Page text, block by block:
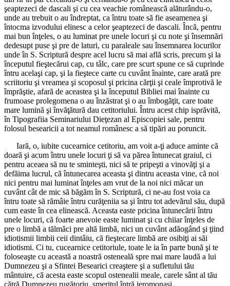
şeaptezeci de dascali şi cu cea veachie românească alăturându-o,
unde au trebuit o au îndreptat, ca întru toate să fie aseamenea şi
întocma izvodului elinesc a celor şeaptezeci de dascali. Încă, pentru
mai bun înţeles, o au luminat pre unele locuri şi cu note şi însemnări
dedesupt puse şi pre de laturi, cu paraleale sau însemnarea locurilor
unde în S. Scriptură despre acel lucru să mai află scris, precum şi la
începutul fieştecărui cap, cu tâlc, care pre scurt spune ce să cuprinde
întru acelaşi cap, şi la fieştece carte cu cuvânt înainte, care arată pre
scriitoriu şi vreamea şi scoposul şi pricina cărţii şi ceale împrotivă le
împrăştie, afară de aceastea şi la începutul Bibliei mai înainte cu
frumoase prolegomena o au înzăstrat şi o au îmbogăţit, care toate
mare lumină şi învăţătură dau cetitoriului. Întru acest chip isprăvită,
în Tipografiia Seminariului Dieţezan al Episcopiei sale, pentru
folosul besearicii a tot neamul românesc a să tipări au poruncit.
Iară, o, iubite cucearnice cetitoriu, am voit a-ţi aduce aminte că
doară şi acum întru unele locuri ţi să va părea întunecat graiul, ci
pentru aceaea să nu te sminteşti, nici să te pripeşti a vinovăţi şi a
defăima lucrul, că întunecarea aceasta şi dintru aceasta vine, că noi
nici pentru mai luminat înţeles am vrut de la noi nici măcar un
cuvânt cât de mic să băgăm în S. Scriptură, ci ne-au fost voia ca
întru toate să rămâie întru curăţeniia sa şi întru tot adevărul său, după
cum easte în cea elinească. Aceasta easte pricina întunecării întru
unele locuri, că foarte anevoie easte luminat şi cu chiiar înţeles de
pre o limbă a tălmăci pre altă limbă, nici un cuvânt adăogând şi ţiind
idiotismii limbii ceii dintâiu, că fieştecare limbă are osibiţi ai săi
idiotismi. Ci tu, cucearnice cetitoriule, toate le ia în parte bună şi te
foloseaşte cu această a noastră osteneală spre mai mare laudă a lui
Dumnezeu şi a Sfintei Besearici creaştere şi a sufletului tău
mântuire, că acesta easte scopul ostenealii meale, carele sânt al tău
cătră Dumnezeu rugătoriu, smeritul întră ieromonaşi,